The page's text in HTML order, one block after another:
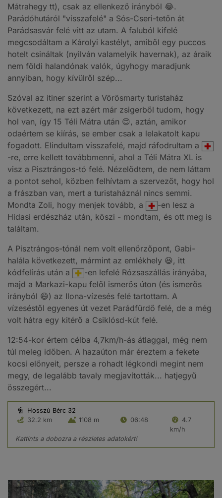
Mátrahegy tt), csak az ellenkező irányból 😂.
Parádóhutáról "visszafelé" a Sós-Cseri-tetőn át
Parádsasvár felé vitt az utam. A faluból kifelé
megcsodáltam a Károlyi kastélyt, amiből egy puccos
hotelt csináltak (nyilván valamelyik havernak), az áraik
nem földi halandónak valók, úgyhogy maradjunk
annyiban, hogy kívülről szép...
Szóval az itiner szerint a Vörösmarty turistaház
következett, na ezt azért már zsigerből tudom, hogy
hol van, így 15 Téli Mátra után 😊, aztán, amikor
odaértem se kiírás, se ember csak a lelakatolt kapu
fogadott. Elindultam visszafelé, majd ráfodrultam a
-re, erre kellett továbbmenni, ahol a Téli Mátra XL is
visz a Pisztrángos-tó felé. Nézelődtem, de nem láttam
a pontot sehol, közben felhívtam a szervezőt, hogy hol
a frászban van, mert a turistaháznál nincs semmi.
Mondta Zoli, hogy menjek tovább, a
-en lesz a
Hidasi erdészház után, köszi - mondtam, és ott meg is
találtam.
A Pisztrángos-tónál nem volt ellenőrzőpont, Gabi-
halála következett, mármint az emlékhely 😆, itt
kódfelírás után a
-en lefelé Rózsaszállás irányába,
majd a Markazi-kapu felől ismerős úton (és ismerős
irányból 😄) az Ilona-vízesés felé tartottam. A
vízeséstől egyenes út vezet Parádfürdő felé, de a még
volt hátra egy kitérő a Csiklósd-kút felé.
12:54-kor értem célba 4,7km/h-ás átlaggal, még nem
túl meleg időben. A hazaúton már éreztem a fekete
kocsi előnyeit, persze a rohadt légkondi megint nem
megy, de legalább tavaly megjavították... hatjegyű
összegért...
Hosszú Bérc 32
32.2 km
1108 m 06:48
4.7
km/h
Kattints a dobozra a részletes adatokért!